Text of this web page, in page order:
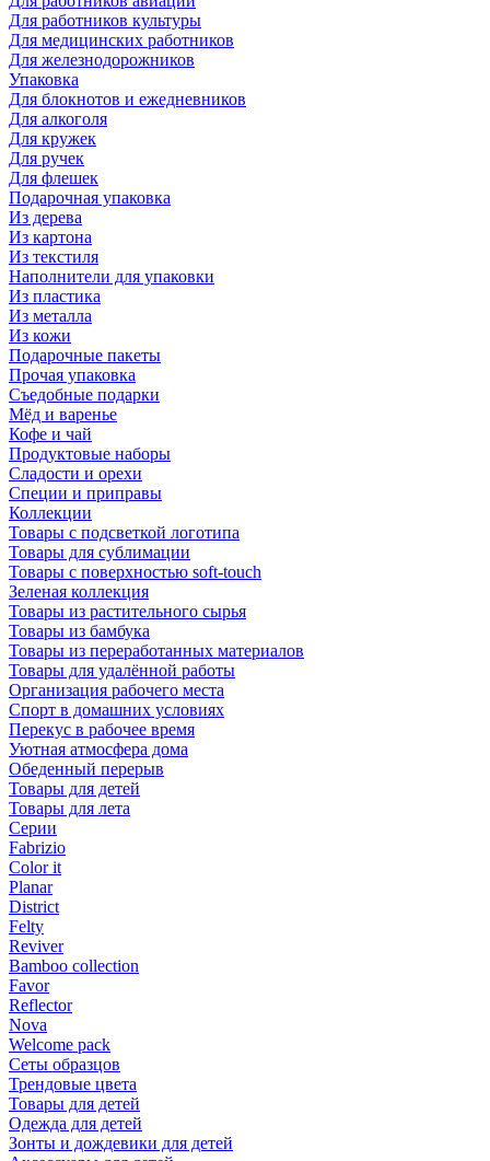
Для работников культуры
Для медицинских работников
Для железнодорожников
Упаковка
Для блокнотов и ежедневников
Для алкоголя
Для кружек
Для ручек
Для флешек
Подарочная упаковка
Из дерева
Из картона
Из текстиля
Наполнители для упаковки
Из пластика
Из металла
Из кожи
Подарочные пакеты
Прочая упаковка
Съедобные подарки
Мёд и варенье
Кофе и чай
Продуктовые наборы
Сладости и орехи
Специи и приправы
Коллекции
Товары с подсветкой логотипа
Товары для сублимации
Товары с поверхностью soft-touch
Зеленая коллекция
Товары из растительного сырья
Товары из бамбука
Товары из переработанных материалов
Товары для удалённой работы
Организация рабочего места
Спорт в домашних условиях
Перекус в рабочее время
Уютная атмосфера дома
Обеденный перерыв
Товары для детей
Товары для лета
Серии
Fabrizio
Color it
Planar
District
Felty
Reviver
Bamboo collection
Favor
Reflector
Nova
Welcome pack
Сеты образцов
Трендовые цвета
Товары для детей
Одежда для детей
Зонты и дождевики для детей